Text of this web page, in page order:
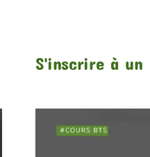
S'inscrire à un